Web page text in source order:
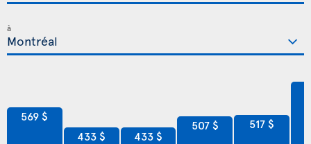
à
569 $
433 $ 433 $
507 $ 517 $